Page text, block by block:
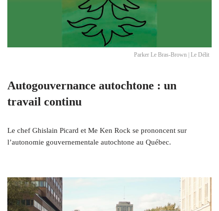
Parker Le Bras-Brown | Le Délit
Autogouvernance autochtone : un
travail continu
Le chef Ghislain Picard et Me Ken Rock se prononcent sur
l’autonomie gouvernementale autochtone au Québec.